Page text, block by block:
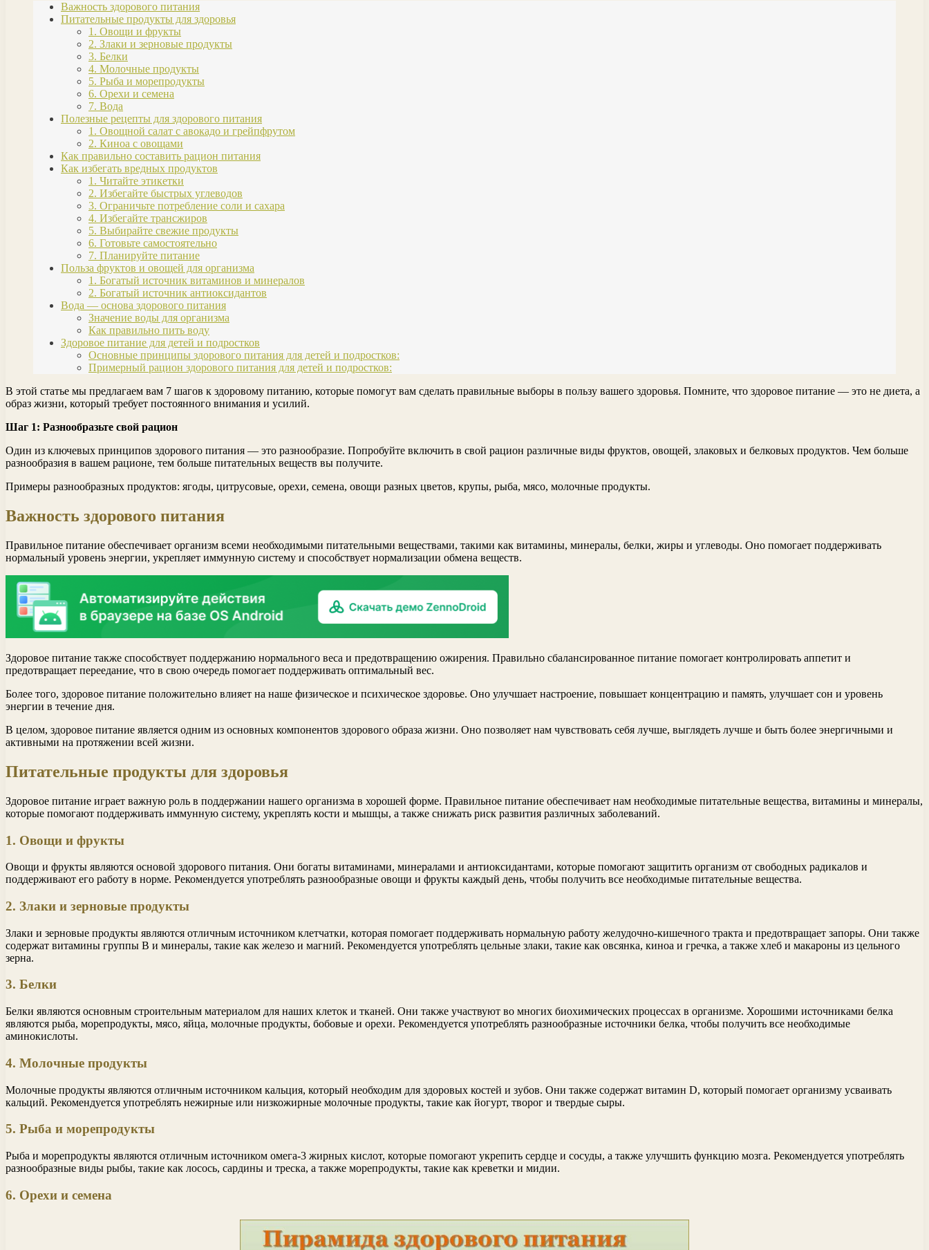
Важность здорового питания
Питательные продукты для здоровья
1. Овощи и фрукты
2. Злаки и зерновые продукты
3. Белки
4. Молочные продукты
5. Рыба и морепродукты
6. Орехи и семена
7. Вода
Полезные рецепты для здорового питания
1. Овощной салат с авокадо и грейпфрутом
2. Киноа с овощами
Как правильно составить рацион питания
Как избегать вредных продуктов
1. Читайте этикетки
2. Избегайте быстрых углеводов
3. Ограничьте потребление соли и сахара
4. Избегайте трансжиров
5. Выбирайте свежие продукты
6. Готовьте самостоятельно
7. Планируйте питание
Польза фруктов и овощей для организма
1. Богатый источник витаминов и минералов
2. Богатый источник антиоксидантов
Вода — основа здорового питания
Значение воды для организма
Как правильно пить воду
Здоровое питание для детей и подростков
Основные принципы здорового питания для детей и подростков:
Примерный рацион здорового питания для детей и подростков:
В этой статье мы предлагаем вам 7 шагов к здоровому питанию, которые помогут вам сделать правильные выборы в пользу вашего здоровья. Помните, что здоровое питание — это не диета, а
образ жизни, который требует постоянного внимания и усилий.
Шаг 1: Разнообразьте свой рацион
Один из ключевых принципов здорового питания — это разнообразие. Попробуйте включить в свой рацион различные виды фруктов, овощей, злаковых и белковых продуктов. Чем больше
разнообразия в вашем рационе, тем больше питательных веществ вы получите.
Примеры разнообразных продуктов: ягоды, цитрусовые, орехи, семена, овощи разных цветов, крупы, рыба, мясо, молочные продукты.
Важность здорового питания
Правильное питание обеспечивает организм всеми необходимыми питательными веществами, такими как витамины, минералы, белки, жиры и углеводы. Оно помогает поддерживать
нормальный уровень энергии, укрепляет иммунную систему и способствует нормализации обмена веществ.
Здоровое питание также способствует поддержанию нормального веса и предотвращению ожирения. Правильно сбалансированное питание помогает контролировать аппетит и
предотвращает переедание, что в свою очередь помогает поддерживать оптимальный вес.
Более того, здоровое питание положительно влияет на наше физическое и психическое здоровье. Оно улучшает настроение, повышает концентрацию и память, улучшает сон и уровень
энергии в течение дня.
В целом, здоровое питание является одним из основных компонентов здорового образа жизни. Оно позволяет нам чувствовать себя лучше, выглядеть лучше и быть более энергичными и
активными на протяжении всей жизни.
Питательные продукты для здоровья
Здоровое питание играет важную роль в поддержании нашего организма в хорошей форме. Правильное питание обеспечивает нам необходимые питательные вещества, витамины и минералы,
которые помогают поддерживать иммунную систему, укреплять кости и мышцы, а также снижать риск развития различных заболеваний.
1. Овощи и фрукты
Овощи и фрукты являются основой здорового питания. Они богаты витаминами, минералами и антиоксидантами, которые помогают защитить организм от свободных радикалов и
поддерживают его работу в норме. Рекомендуется употреблять разнообразные овощи и фрукты каждый день, чтобы получить все необходимые питательные вещества.
2. Злаки и зерновые продукты
Злаки и зерновые продукты являются отличным источником клетчатки, которая помогает поддерживать нормальную работу желудочно-кишечного тракта и предотвращает запоры. Они также
содержат витамины группы В и минералы, такие как железо и магний. Рекомендуется употреблять цельные злаки, такие как овсянка, киноа и гречка, а также хлеб и макароны из цельного
зерна.
3. Белки
Белки являются основным строительным материалом для наших клеток и тканей. Они также участвуют во многих биохимических процессах в организме. Хорошими источниками белка
являются рыба, морепродукты, мясо, яйца, молочные продукты, бобовые и орехи. Рекомендуется употреблять разнообразные источники белка, чтобы получить все необходимые
аминокислоты.
4. Молочные продукты
Молочные продукты являются отличным источником кальция, который необходим для здоровых костей и зубов. Они также содержат витамин D, который помогает организму усваивать
кальций. Рекомендуется употреблять нежирные или низкожирные молочные продукты, такие как йогурт, творог и твердые сыры.
5. Рыба и морепродукты
Рыба и морепродукты являются отличным источником омега-3 жирных кислот, которые помогают укрепить сердце и сосуды, а также улучшить функцию мозга. Рекомендуется употреблять
разнообразные виды рыбы, такие как лосось, сардины и треска, а также морепродукты, такие как креветки и мидии.
6. Орехи и семена